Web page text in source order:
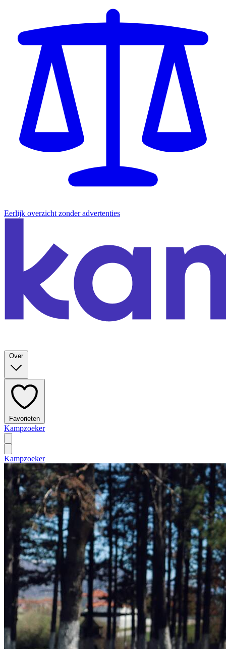
Eerlijk overzicht zonder advertenties
Over
Favorieten
Kampzoeker
Kampzoeker